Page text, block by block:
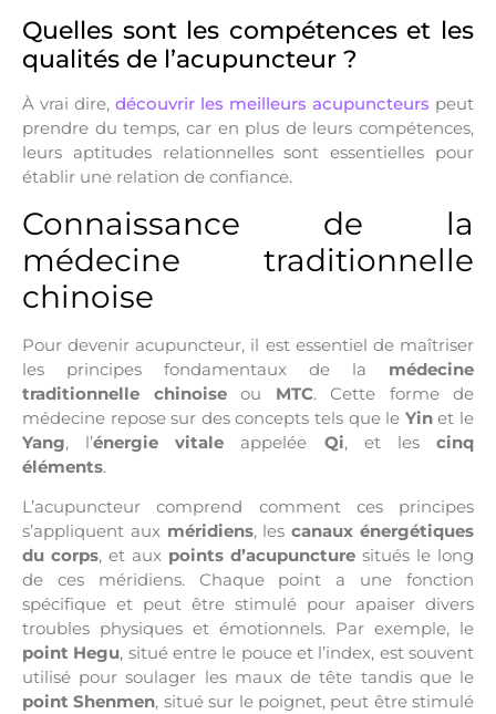
Quelles sont les compétences et les
qualités de l’acupuncteur ?
À vrai dire, découvrir les meilleurs acupuncteurs peut
prendre du temps, car en plus de leurs compétences,
leurs aptitudes relationnelles sont essentielles pour
établir une relation de confiance.
Connaissance de la
médecine traditionnelle
chinoise
Pour devenir acupuncteur, il est essentiel de maîtriser
les principes fondamentaux de la médecine
traditionnelle chinoiseou MTC. Cette forme de
médecine repose sur des concepts tels que le Yinet le
Yang, l’énergie vitale appelée Qi, et lescinq
éléments.
L’acupuncteur comprend comment ces principes
s’appliquent aux méridiens, lescanaux énergétiques
du corps, et aux points d’acupuncture situés le long
de ces méridiens. Chaque point a une fonction
spécifique et peut être stimulé pour apaiser divers
troubles physiques et émotionnels. Par exemple, le
point Hegu, situé entre le pouce et l’index, est souvent
utilisé pour soulager les maux de tête tandis que le
point Shenmen, situé sur le poignet, peut être stimulé